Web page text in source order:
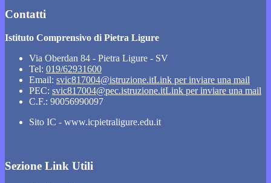
Contatti
Istituto Comprensivo di Pietra Ligure
Via Oberdan 84 - Pietra Ligure - SV
Tel: 019/62931600
Email: svic817004@istruzione.itLink per inviare una mail
PEC: svic817004@pec.istruzione.itLink per inviare una mail
C.F.: 90056990097
Sito IC - www.icpietraligure.edu.it
Sezione Link Utili